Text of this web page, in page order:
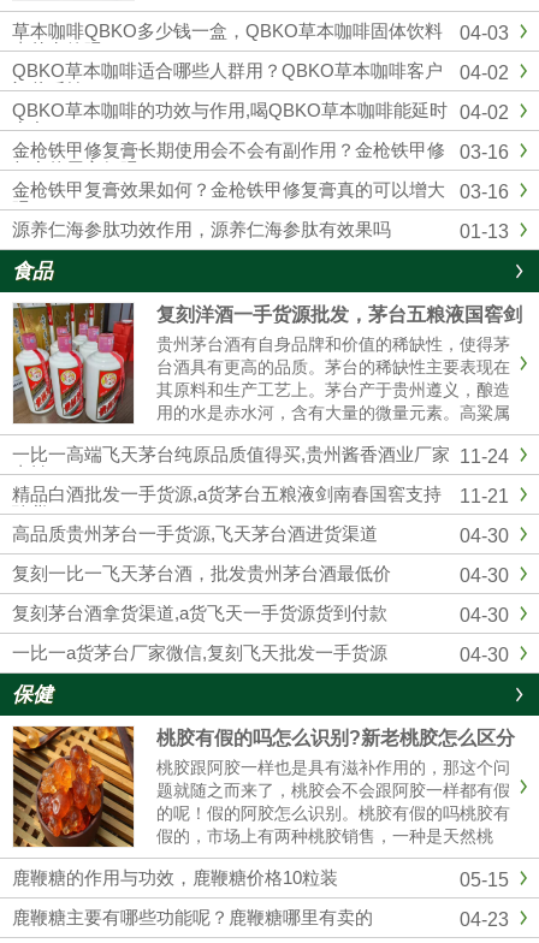
佐卡因浓度符合美国FDA保举浓度以及欧洲CE
标准，用起来更安心。固态苯佐卡因在有效较低
敏感度的同时不存在外漏隐患，不用担心伴侣的
快感应感染到影响。杜蕾...
04-03
草本咖啡QBKO多少钱一盒，QBKO草本咖啡固体饮料
真的有效吗
04-02
QBKO草本咖啡适合哪些人群用？QBKO草本咖啡客户
评价反馈
04-02
QBKO草本咖啡的功效与作用,喝QBKO草本咖啡能延时
多久
03-16
金枪铁甲修复膏长期使用会不会有副作用？金枪铁甲修
复膏使用方便吗？
03-16
金枪铁甲复膏效果如何？金枪铁甲修复膏真的可以增大
吗？
01-13
源养仁海参肽功效作用，源养仁海参肽有效果吗
食品
复刻洋酒一手货源批发，茅台五粮液国窖剑
南春厂家直销
贵州茅台酒有自身品牌和价值的稀缺性，使得茅
台酒具有更高的品质。茅台的稀缺性主要表现在
其原料和生产工艺上。茅台产于贵州遵义，酿造
用的水是赤水河，含有大量的微量元素。高粱属
糯高粱，其曲独特，不易传诵。生产工艺复杂，
茅台酒要五年后才能卖。这使得茅台酒口感醇厚
纯正。精品茅台五粮液一手货源批发我们是专业
供应复刻飞天茅台酒的知名白...
11-24
一比一高端飞天茅台纯原品质值得买,贵州酱香酒业厂家
直销
11-21
精品白酒批发一手货源,a货茅台五粮液剑南春国窖支持
验货
04-30
高品质贵州茅台一手货源,飞天茅台酒进货渠道
04-30
复刻一比一飞天茅台酒，批发贵州茅台酒最低价
04-30
复刻茅台酒拿货渠道,a货飞天一手货源货到付款
04-30
一比一a货茅台厂家微信,复刻飞天批发一手货源
保健
桃胶有假的吗怎么识别?新老桃胶怎么区分
桃胶跟阿胶一样也是具有滋补作用的，那这个问
题就随之而来了，桃胶会不会跟阿胶一样都有假
的呢！假的阿胶怎么识别。桃胶有假的吗桃胶有
假的，市场上有两种桃胶销售，一种是天然桃
胶，还有一种是精加工过的桃胶，而且市场价格
35元/斤到百元，具体也看桃胶的质量。桃胶假
的怎么辨别（1）看颜色真正的......
05-15
鹿鞭糖的作用与功效，鹿鞭糖价格10粒装
04-23
鹿鞭糖主要有哪些功能呢？鹿鞭糖哪里有卖的